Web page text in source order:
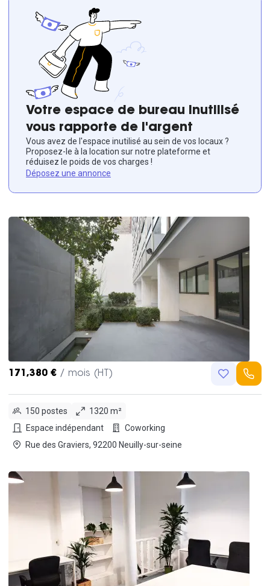
Votre espace de bureau inutilisé
vous rapporte de l'argent
Vous avez de l'espace inutilisé au sein de vos locaux ?
Proposez-le à la location sur notre plateforme et
réduisez le poids de vos charges !
Déposez une annonce
171,380 € / mois (HT)
150 postes
1320 m²
Espace indépendant
Coworking
Rue des Graviers, 92200 Neuilly-sur-seine